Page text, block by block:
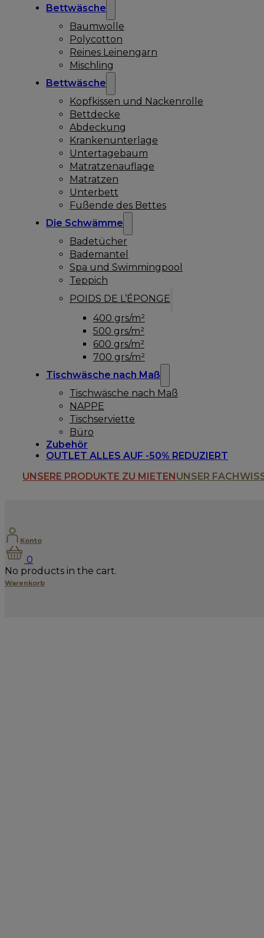
Bettwäsche
Baumwolle
Polycotton
Reines Leinengarn
Mischling
Bettwäsche
Kopfkissen und Nackenrolle
Bettdecke
Abdeckung
Krankenunterlage
Untertagebaum
Matratzenauflage
Matratzen
Unterbett
Fußende des Bettes
Die Schwämme
Badetücher
Bademantel
Spa und Swimmingpool
Teppich
POIDS DE L’ÉPONGE
400 grs/m²
500 grs/m²
600 grs/m²
700 grs/m²
Tischwäsche nach Maß
Tischwäsche nach Maß
NAPPE
Tischserviette
Büro
Zubehör
OUTLET ALLES AUF -50% REDUZIERT
UNSERE PRODUKTE ZU MIETENUNSER
Konto
0
No products in the cart.
Warenkorb